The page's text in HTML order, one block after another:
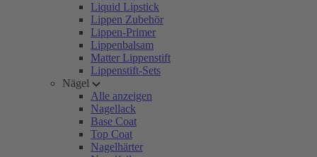
Liquid Lipstick
Lippen Zubehör
Lippen-Primer
Lippenbalsam
Matter Lippenstift
Lippenstift-Sets
Nägel
Alle anzeigen
Nagellack
Base Coat
Top Coat
Nagelhärter